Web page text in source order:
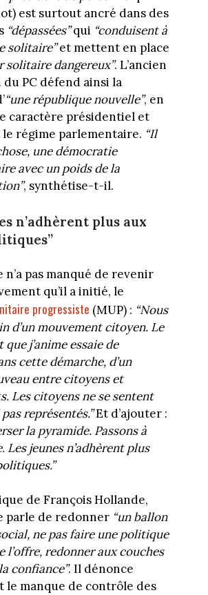
est surtout ancré dans des
“dépassées”qui “conduisent à
solitaire”et mettent en place
solitaire dangereux”. L’ancien
PC défend ainsi la
“une république nouvelle”, en
caractère présidentiel et
régime parlementaire. “Il
une démocratie
avec un poids de la
, synthétise-t-il.
n’adhèrent plus aux
n’a pas manqué de revenir
qu’il a initié, le
progressiste (MUP) : “Nous
d’un mouvement citoyen. Le
j’anime essaie de
cette démarche, d’un
entre citoyens et
Les citoyens ne se sentent
représentés.”Et d’ajouter :
la pyramide. Passons à
Les jeunes n’adhèrent plus
de François Hollande,
parle de redonner “un ballon
ne pas faire une politique
l’offre, redonner aux couches
confiance”. Il dénonce
le manque de contrôle des